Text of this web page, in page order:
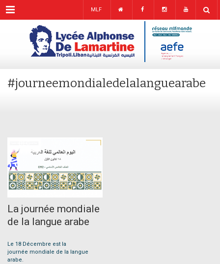
Menu MLF
#journeemondialedelalanguearabe
17
La journée mondiale
de la langue arabe
Le 18 Décembre est la
journée mondiale de la langue
arabe.